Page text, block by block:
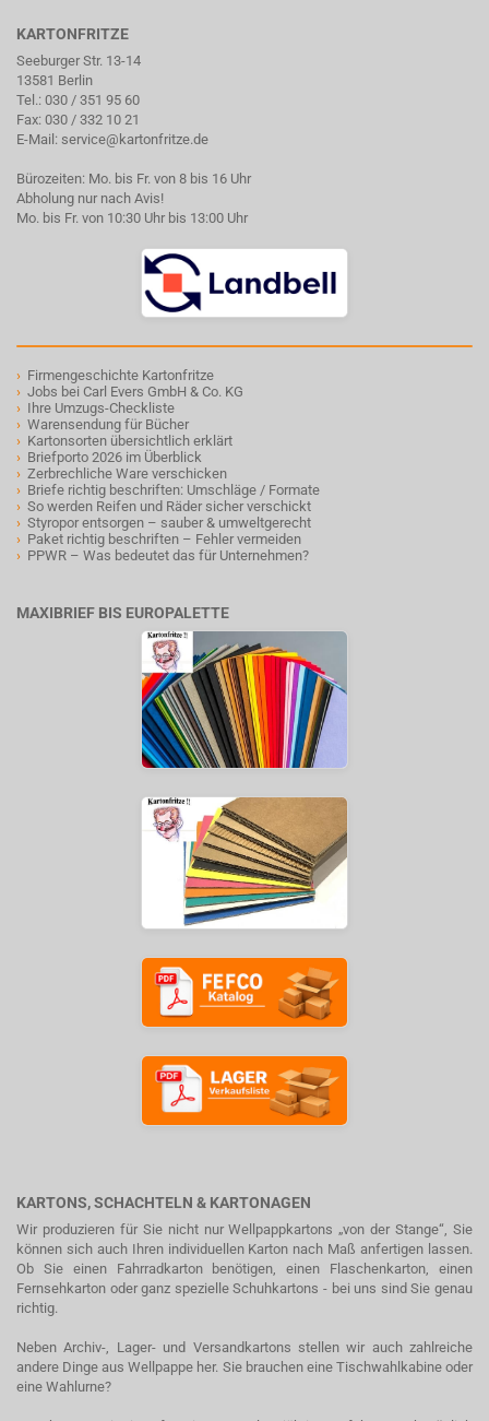
KARTONFRITZE
Seeburger Str. 13-14
13581 Berlin
Tel.: 030 / 351 95 60
Fax: 030 / 332 10 21
E-Mail: service@kartonfritze.de
Bürozeiten: Mo. bis Fr. von 8 bis 16 Uhr
Abholung nur nach Avis!
Mo. bis Fr. von 10:30 Uhr bis 13:00 Uhr
› Firmengeschichte Kartonfritze
› Jobs bei Carl Evers GmbH & Co. KG
› Ihre Umzugs-Checkliste
› Warensendung für Bücher
› Kartonsorten übersichtlich erklärt
› Briefporto 2026 im Überblick
› Zerbrechliche Ware verschicken
› Briefe richtig beschriften: Umschläge / Formate
› So werden Reifen und Räder sicher verschickt
› Styropor entsorgen – sauber & umweltgerecht
› Paket richtig beschriften – Fehler vermeiden
› PPWR – Was bedeutet das für Unternehmen?
MAXIBRIEF BIS EUROPALETTE
KARTONS, SCHACHTELN & KARTONAGEN
Wir produzieren für Sie nicht nur Wellpappkartons „von der Stange“, Sie
können sich auch Ihren individuellen Karton nach Maß anfertigen lassen.
Ob Sie einen Fahrradkarton benötigen, einen Flaschenkarton, einen
Fernsehkarton oder ganz spezielle Schuhkartons - bei uns sind Sie genau
richtig.
Neben Archiv-, Lager- und Versandkartons stellen wir auch zahlreiche
andere Dinge aus Wellpappe her. Sie brauchen eine Tischwahlkabine oder
eine Wahlurne?